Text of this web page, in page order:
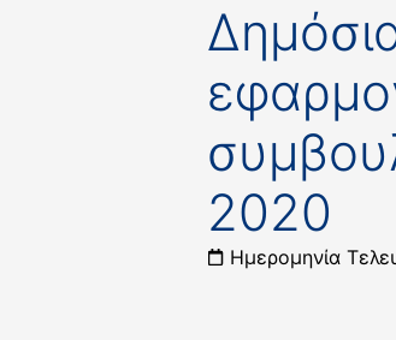
2020
Ημερομηνία